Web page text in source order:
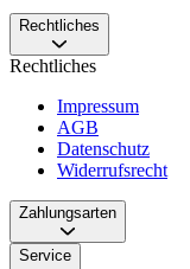
Rechtliches
Rechtliches
Impressum
AGB
Datenschutz
Widerrufsrecht
Zahlungsarten
Service